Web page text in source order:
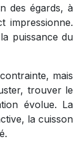
des égards, à
impressionne.
puissance du
mais
trouver le
évolue. La
la cuisson